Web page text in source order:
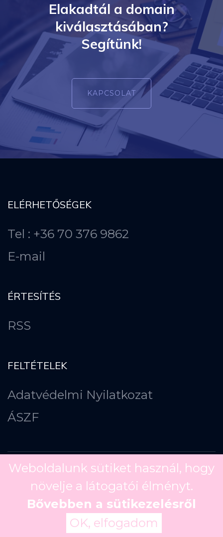
Elakadtál a domain
kiválasztásában?
Segítünk!
KAPCSOLAT
ELÉRHETŐSÉGEK
Tel : +36 70 376 9862
E-mail
ÉRTESÍTÉS
RSS
FELTÉTELEK
Adatvédelmi Nyilatkozat
ÁSZF
Copyright © 2026
Weboldalunk sütiket használ, hogy
növelje a látogatói élményt.
Bővebben a sütikezelésről
OK, elfogadom